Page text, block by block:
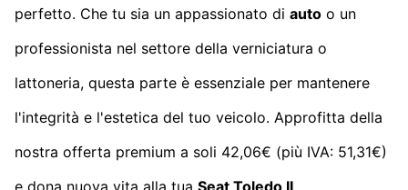
perfetto. Che tu sia un appassionato di auto o un
professionista nel settore della verniciatura o
lattoneria, questa parte è essenziale per mantenere
l'integrità e l'estetica del tuo veicolo. Approfitta della
nostra offerta premium a soli 42,06€ (più IVA: 51,31€)
e dona nuova vita alla tua Seat Toledo II